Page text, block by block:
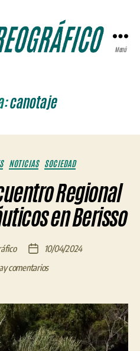
Menú
canotaje
Categorías
NOTICIAS SOCIEDAD
Regional
en Berisso
Fecha10/04/2024
comentariosen
1º
Encuentro
Regional
de